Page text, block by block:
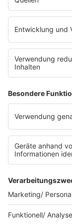
eröffnet.
E-Bikes über